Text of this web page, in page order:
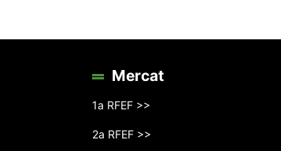
Mercat
1a RFEF >>
2a RFEF >>